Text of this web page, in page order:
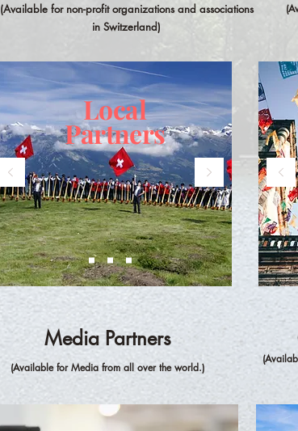
(Available for non-profit organizations and associations
in Switzerland)
Local
Partners
Media Partners
(Available for Media from all over the world.)
(Availa